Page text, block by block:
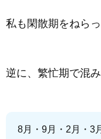
私も閑散期をねら
逆に、繁忙期で混
8月・9月・2月・3